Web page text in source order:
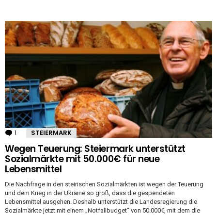
1 Kommentar
STEIERMARK
Wegen Teuerung: Steiermark unterstützt
Sozialmärkte mit 50.000€ für neue
Lebensmittel
Die Nachfrage in den steirischen Sozialmärkten ist wegen der Teuerung
und dem Krieg in der Ukraine so groß, dass die gespendeten
Lebensmittel ausgehen. Deshalb unterstützt die Landesregierung die
Sozialmärkte jetzt mit einem „Notfallbudget“ von 50.000€, mit dem die